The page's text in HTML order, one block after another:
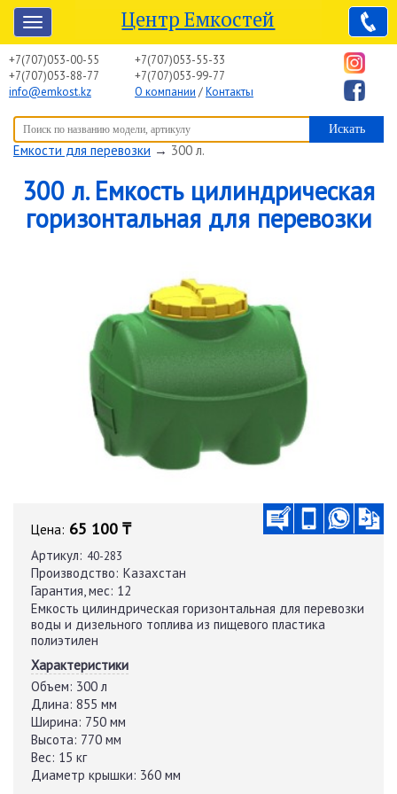
Центр Емкостей
+7(707)053-00-55
+7(707)053-88-77
info@emkost.kz
+7(707)053-55-33
+7(707)053-99-77
О компании /Контакты
Вы здесь:Центр Емкостей→ Емкостное оборудование→
Емкости для перевозки → 300 л.
300 л. Емкость цилиндрическая
горизонтальная для перевозки
Цена: 65 100 ₸
Артикул: 40-283
Производство: Казахстан
Гарантия, мес: 12
Емкость цилиндрическая горизонтальная для перевозки
воды и дизельного топлива из пищевого пластика
полиэтилен
Характеристики
Объем: 300 л
Длина: 855 мм
Ширина: 750 мм
Высота: 770 мм
Вес: 15 кг
Диаметр крышки: 360 мм